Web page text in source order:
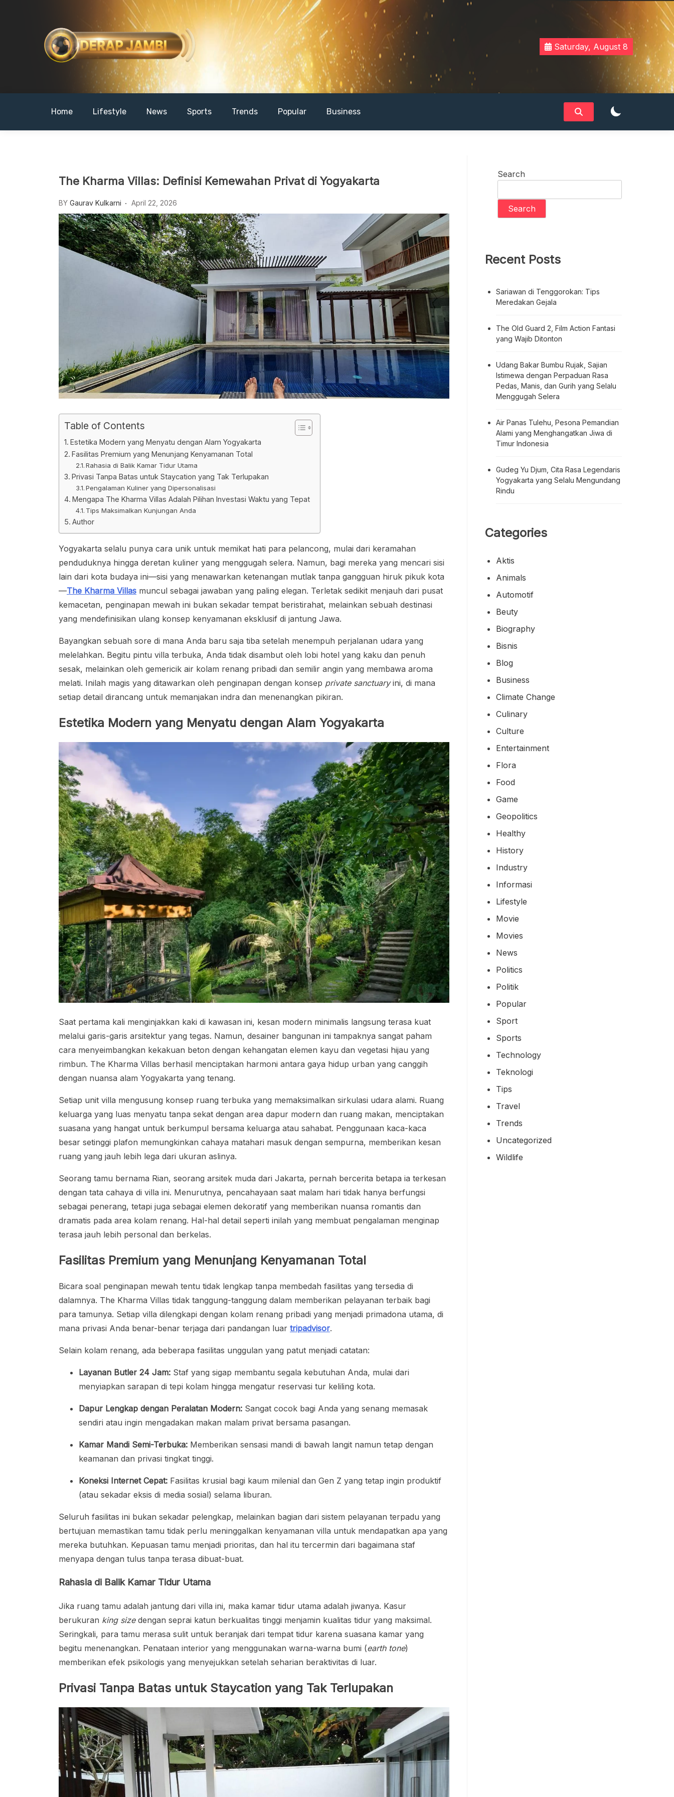
DERAPJAMBI
Saturday, August 8
Home Lifestyle News Sports Trends Popular Business
The Kharma Villas: Definisi Kemewahan Privat di Yogyakarta
BY Gaurav Kulkarni April 22, 2026
Table of Contents
Estetika Modern yang Menyatu dengan Alam Yogyakarta
Fasilitas Premium yang Menunjang Kenyamanan Total
Rahasia di Balik Kamar Tidur Utama
Privasi Tanpa Batas untuk Staycation yang Tak Terlupakan
Pengalaman Kuliner yang Dipersonalisasi
Mengapa The Kharma Villas Adalah Pilihan Investasi Waktu yang Tepat
Tips Maksimalkan Kunjungan Anda
Author
Yogyakarta selalu punya cara unik untuk memikat hati para pelancong, mulai dari keramahan
penduduknya hingga deretan kuliner yang menggugah selera. Namun, bagi mereka yang mencari sisi
lain dari kota budaya ini—sisi yang menawarkan ketenangan mutlak tanpa gangguan hiruk pikuk kota
—The Kharma Villas muncul sebagai jawaban yang paling elegan. Terletak sedikit menjauh dari pusat
kemacetan, penginapan mewah ini bukan sekadar tempat beristirahat, melainkan sebuah destinasi
yang mendefinisikan ulang konsep kenyamanan eksklusif di jantung Jawa.
Bayangkan sebuah sore di mana Anda baru saja tiba setelah menempuh perjalanan udara yang
melelahkan. Begitu pintu villa terbuka, Anda tidak disambut oleh lobi hotel yang kaku dan penuh
sesak, melainkan oleh gemericik air kolam renang pribadi dan semilir angin yang membawa aroma
melati. Inilah magis yang ditawarkan oleh penginapan dengan konsep private sanctuaryini, di mana
setiap detail dirancang untuk memanjakan indra dan menenangkan pikiran.
Estetika Modern yang Menyatu dengan Alam Yogyakarta
Saat pertama kali menginjakkan kaki di kawasan ini, kesan modern minimalis langsung terasa kuat
melalui garis-garis arsitektur yang tegas. Namun, desainer bangunan ini tampaknya sangat paham
cara menyeimbangkan kekakuan beton dengan kehangatan elemen kayu dan vegetasi hijau yang
rimbun. The Kharma Villas berhasil menciptakan harmoni antara gaya hidup urban yang canggih
dengan nuansa alam Yogyakarta yang tenang.
Setiap unit villa mengusung konsep ruang terbuka yang memaksimalkan sirkulasi udara alami. Ruang
keluarga yang luas menyatu tanpa sekat dengan area dapur modern dan ruang makan, menciptakan
suasana yang hangat untuk berkumpul bersama keluarga atau sahabat. Penggunaan kaca-kaca
besar setinggi plafon memungkinkan cahaya matahari masuk dengan sempurna, memberikan kesan
ruang yang jauh lebih lega dari ukuran aslinya.
Seorang tamu bernama Rian, seorang arsitek muda dari Jakarta, pernah bercerita betapa ia terkesan
dengan tata cahaya di villa ini. Menurutnya, pencahayaan saat malam hari tidak hanya berfungsi
sebagai penerang, tetapi juga sebagai elemen dekoratif yang memberikan nuansa romantis dan
dramatis pada area kolam renang. Hal-hal detail seperti inilah yang membuat pengalaman menginap
terasa jauh lebih personal dan berkelas.
Fasilitas Premium yang Menunjang Kenyamanan Total
Bicara soal penginapan mewah tentu tidak lengkap tanpa membedah fasilitas yang tersedia di
dalamnya. The Kharma Villas tidak tanggung-tanggung dalam memberikan pelayanan terbaik bagi
para tamunya. Setiap villa dilengkapi dengan kolam renang pribadi yang menjadi primadona utama, di
mana privasi Anda benar-benar terjaga dari pandangan luar tripadvisor.
Selain kolam renang, ada beberapa fasilitas unggulan yang patut menjadi catatan:
Layanan Butler 24 Jam: Staf yang sigap membantu segala kebutuhan Anda, mulai dari
menyiapkan sarapan di tepi kolam hingga mengatur reservasi tur keliling kota.
Dapur Lengkap dengan Peralatan Modern: Sangat cocok bagi Anda yang senang memasak
sendiri atau ingin mengadakan makan malam privat bersama pasangan.
Kamar Mandi Semi-Terbuka: Memberikan sensasi mandi di bawah langit namun tetap dengan
keamanan dan privasi tingkat tinggi.
Koneksi Internet Cepat: Fasilitas krusial bagi kaum milenial dan Gen Z yang tetap ingin produktif
(atau sekadar eksis di media sosial) selama liburan.
Seluruh fasilitas ini bukan sekadar pelengkap, melainkan bagian dari sistem pelayanan terpadu yang
bertujuan memastikan tamu tidak perlu meninggalkan kenyamanan villa untuk mendapatkan apa yang
mereka butuhkan. Kepuasan tamu menjadi prioritas, dan hal itu tercermin dari bagaimana staf
menyapa dengan tulus tanpa terasa dibuat-buat.
Rahasia di Balik Kamar Tidur Utama
Jika ruang tamu adalah jantung dari villa ini, maka kamar tidur utama adalah jiwanya. Kasur
berukuran king sizedengan seprai katun berkualitas tinggi menjamin kualitas tidur yang maksimal.
Seringkali, para tamu merasa sulit untuk beranjak dari tempat tidur karena suasana kamar yang
begitu menenangkan. Penataan interior yang menggunakan warna-warna bumi (earth tone)
memberikan efek psikologis yang menyejukkan setelah seharian beraktivitas di luar.
Privasi Tanpa Batas untuk Staycation yang Tak Terlupakan
Search
Search
Recent Posts
Sariawan di Tenggorokan: Tips
Meredakan Gejala
The Old Guard 2, Film Action Fantasi
yang Wajib Ditonton
Udang Bakar Bumbu Rujak, Sajian
Istimewa dengan Perpaduan Rasa
Pedas, Manis, dan Gurih yang Selalu
Menggugah Selera
Air Panas Tulehu, Pesona Pemandian
Alami yang Menghangatkan Jiwa di
Timur Indonesia
Gudeg Yu Djum, Cita Rasa Legendaris
Yogyakarta yang Selalu Mengundang
Rindu
Categories
Aktis
Animals
Automotif
Beuty
Biography
Bisnis
Blog
Business
Climate Change
Culinary
Culture
Entertainment
Flora
Food
Game
Geopolitics
Healthy
History
Industry
Informasi
Lifestyle
Movie
Movies
News
Politics
Politik
Popular
Sport
Sports
Technology
Teknologi
Tips
Travel
Trends
Uncategorized
Wildlife